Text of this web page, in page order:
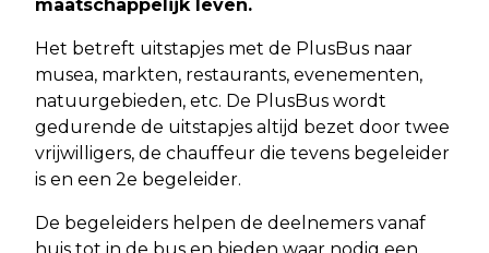
maatschappelijk leven.
Het betreft uitstapjes met de PlusBus naar
musea, markten, restaurants, evenementen,
natuurgebieden, etc. De PlusBus wordt
gedurende de uitstapjes altijd bezet door twee
vrijwilligers, de chauffeur die tevens begeleider
is en een 2e begeleider.
De begeleiders helpen de deelnemers vanaf
huis tot in de bus en bieden waar nodig een